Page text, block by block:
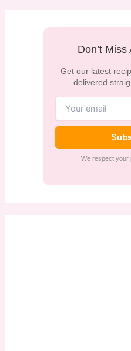
Don’t
Get our latest
delivered
We respect your